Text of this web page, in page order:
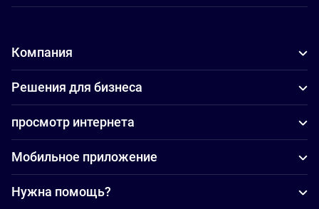
Компания
Решения для бизнеса
просмотр интернета
Мобильное приложение
Нужна помощь?